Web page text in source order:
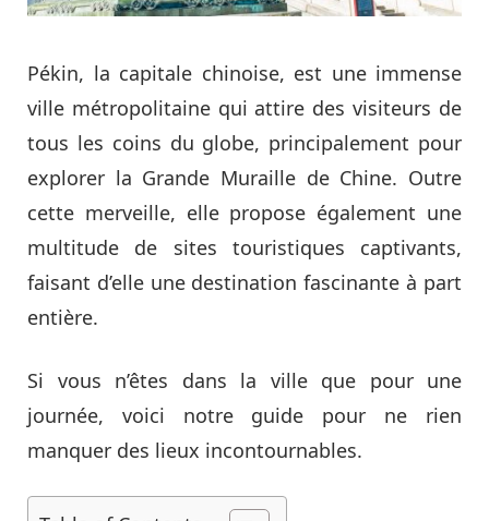
Pékin, la capitale chinoise, est une immense
ville métropolitaine qui attire des visiteurs de
tous les coins du globe, principalement pour
explorer la Grande Muraille de Chine. Outre
cette merveille, elle propose également une
multitude de sites touristiques captivants,
faisant d’elle une destination fascinante à part
entière.
Si vous n’êtes dans la ville que pour une
journée, voici notre guide pour ne rien
manquer des lieux incontournables.